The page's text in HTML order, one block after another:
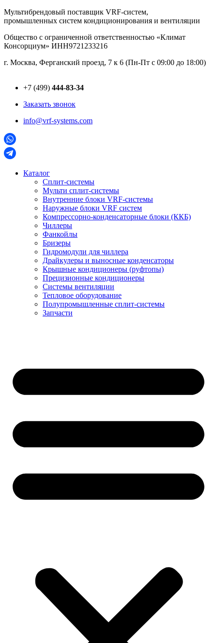
Перейти
к
Мультибрендовый поставщик VRF-cистем,
промышленных систем кондиционирования и вентиляции
Общество с ограниченной ответственностью «Климат
Консорциум» ИНН9721233216
г. Москва, Ферганский проезд, 7 к 6 (Пн-Пт с 09:00 до 18:00)
+7 (499) 444-83-34
Заказать звонок
info@vrf-systems.com
Каталог
Сплит-системы
Мульти сплит-системы
Внутренние блоки VRF-cистемы
Наружные блоки VRF cистем
Компрессорно-конденсаторные блоки (ККБ)
Чиллеры
Фанкойлы
Бризеры
Гидромодули для чиллера
Драйкулеры и выносные конденсаторы
Крышные кондиционеры (руфтопы)
Прецизионные кондиционеры
Системы вентиляции
Тепловое оборудование
Полупромышленные сплит-системы
Запчасти